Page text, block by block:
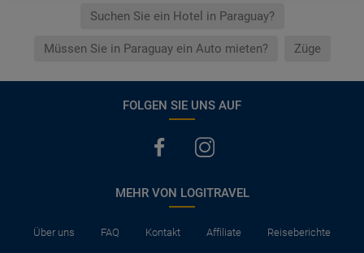
Suchen Sie ein Hotel in Paraguay?
Müssen Sie in Paraguay ein Auto mieten? Züge
FOLGEN SIE UNS AUF
MEHR VON LOGITRAVEL
Über uns FAQ Kontakt Affiliate Reiseberichte